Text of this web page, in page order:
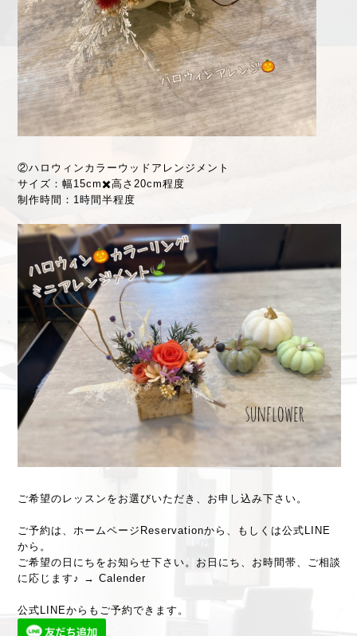
②ハロウィンカラーウッドアレンジメント
サイズ：幅15cm✖️高さ20cm程度
制作時間：1時間半程度
ご希望のレッスンをお選びいただき、お申し込み下さい。
ご予約は、ホームページ Reservationから、もしくは公式LINE
から。
ご希望の日にちをお知らせ下さい。お日にち、お時間帯、ご相談
に応じます♪ → Calender
公式LINEからもご予約できます。